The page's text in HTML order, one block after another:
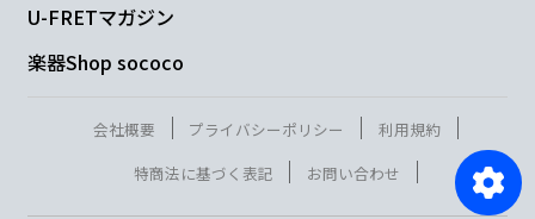
U-FRETマガジン
楽器Shop sococo
会社概要 プライバシーポリシー
利用規約
特商法に基づく表記
お問い合わせ